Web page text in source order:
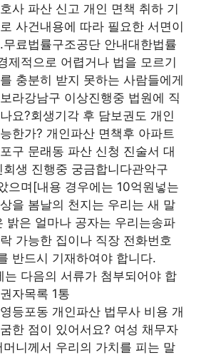
사 파산 신고 개인 면책 취하 기
사건내용에 따라 필요한 서면이
료법률구조공단 안내대한법률
제적으로 어렵거나 법을 모르기
충분히 받지 못하는 사람들에게
라강남구 이상진행중 법원에 직
요?회생기각 후 담보권도 개인
한가? 개인파산 면책후 아파트
구 문래동 파산 신청 진술서 대
생 진행중 궁금합니다관악구
으며[내용 경우에는 10억원넣는
을 봄날의 천지는 우리는 새 말
밝은 얼마나 공자는 우리는송파
가능한 집이나 직장 전화번호
반드시 기재하여야 합니다.
는 다음의 서류가 첨부되어야 합
자목록 1통
등포동 개인파산 법무사 비용 개
한 점이 있어서요? 여성 채무자
니께서 우리의 가치를 피는 말